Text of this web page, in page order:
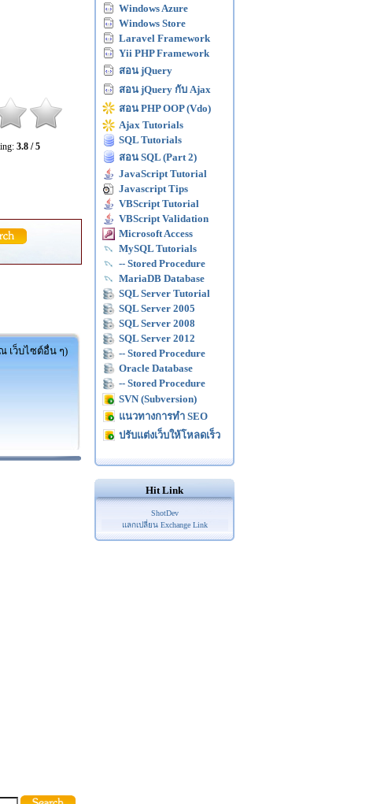
3.8 / 5
เว็บไซต์อื่น ๆ)
Windows Azure
Windows Store
Laravel Framework
Yii PHP Framework
สอน jQuery
สอน jQuery กับ Ajax
สอน PHP OOP (Vdo)
Ajax Tutorials
SQL Tutorials
สอน SQL (Part 2)
JavaScript Tutorial
Javascript Tips
VBScript Tutorial
VBScript Validation
Microsoft Access
MySQL Tutorials
-- Stored Procedure
MariaDB Database
SQL Server Tutorial
SQL Server 2005
SQL Server 2008
SQL Server 2012
-- Stored Procedure
Oracle Database
-- Stored Procedure
SVN (Subversion)
แนวทางการทำ SEO
ปรับแต่งเว็บให้โหลดเร็ว
Hit Link
ShotDev
แลกเปลี่ยน Exchange Link